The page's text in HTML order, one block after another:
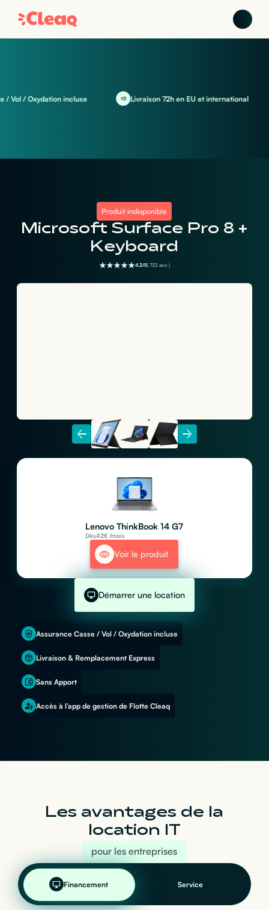
/ Oxydation incluse Livraison 72h en EU et international
Produit indisponible
Microsoft Surface Pro 8 +
Keyboard
4,3/5( 732 avis )
Lenovo ThinkBook 14 G7
Dès42€ /mois
Voir le produit
Assurance Casse / Vol / Oxydation incluse
Livraison & Remplacement Express
Sans Apport
Accès à l’app de gestion de Flotte Cleaq
Démarrer une location
Les avantages de la
location IT
pour les entreprises
Financement Service